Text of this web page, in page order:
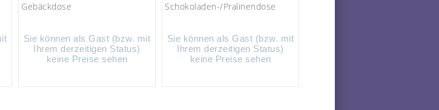
Gebäckdose
Sie können als Gast (bzw. mit
Ihrem derzeitigen Status)
keine Preise sehen
Schokoladen-/Pralinendose
Sie können als Gast (bzw. mit
Ihrem derzeitigen Status)
keine Preise sehen